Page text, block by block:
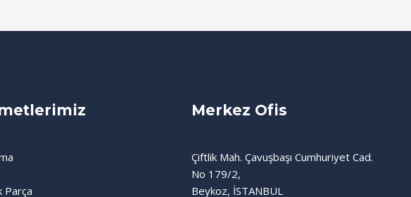
Parça
Merkez Ofis
Çiftlik Mah. Çavuşbaşı Cumhuriyet Cad.
No 179/2,
Beykoz, İSTANBUL